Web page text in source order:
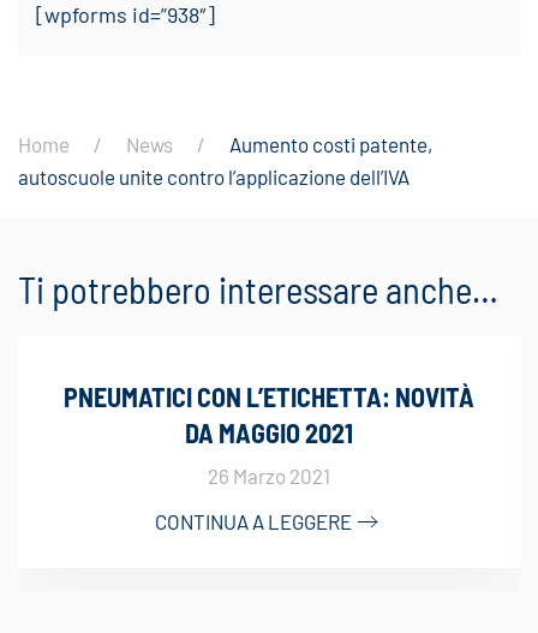
[wpforms id=”938″]
Home News
Aumento costi patente,
autoscuole unite contro l’applicazione dell’IVA
Ti potrebbero interessare anche…
PNEUMATICI CON L’ETICHETTA: NOVITÀ
DA MAGGIO 2021
26 Marzo 2021
CONTINUA A LEGGERE